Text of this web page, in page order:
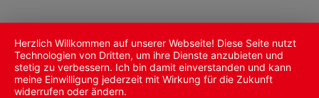
Herzlich Willkommen auf unserer Webseite! Diese Seite nutzt
Technologien von Dritten, um ihre Dienste anzubieten und
stetig zu verbessern. Ich bin damit einverstanden und kann
meine Einwilligung jederzeit mit Wirkung für die Zukunft
widerrufen oder ändern.